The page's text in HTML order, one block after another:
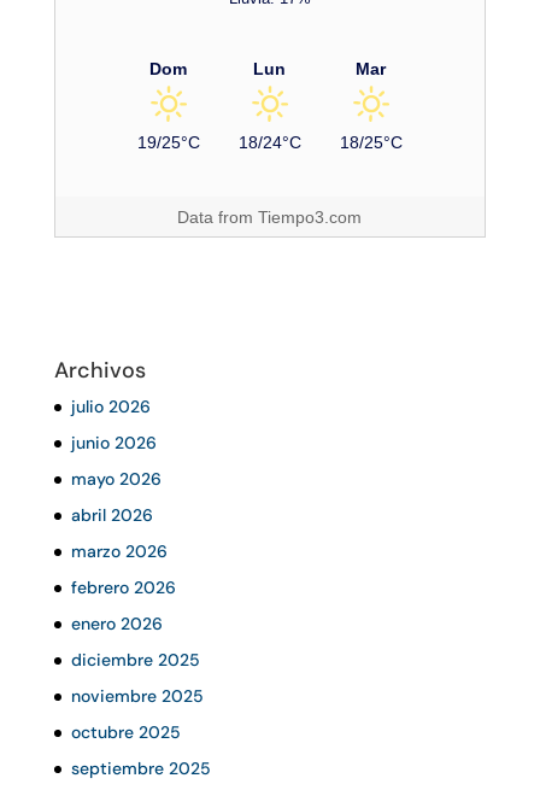
Dom
19/25°C
Lun
18/24°C
Mar
18/25°C
Data fromTiempo3.com
Archivos
julio 2026
junio 2026
mayo 2026
abril 2026
marzo 2026
febrero 2026
enero 2026
diciembre 2025
noviembre 2025
octubre 2025
septiembre 2025